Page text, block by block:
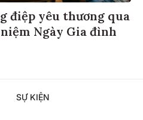
điệp yêu thương qua
Ngày Gia đình
SỰ KIỆN